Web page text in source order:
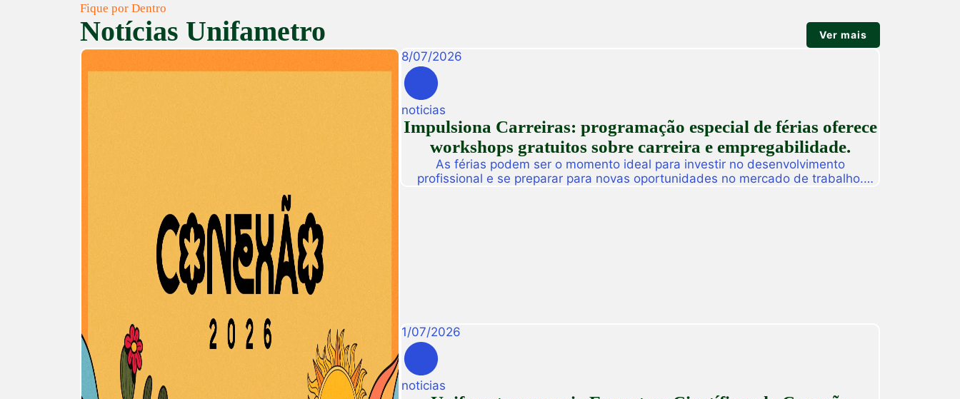
Fique por Dentro
Notícias Unifametro Ver mais
8/07/2026
noticias
Impulsiona Carreiras: programação especial de férias oferece
workshops gratuitos sobre carreira e empregabilidade.
As férias podem ser o momento ideal para investir no desenvolvimento
profissional e se preparar para novas oportunidades no mercado de trabalho.
1/07/2026
noticias